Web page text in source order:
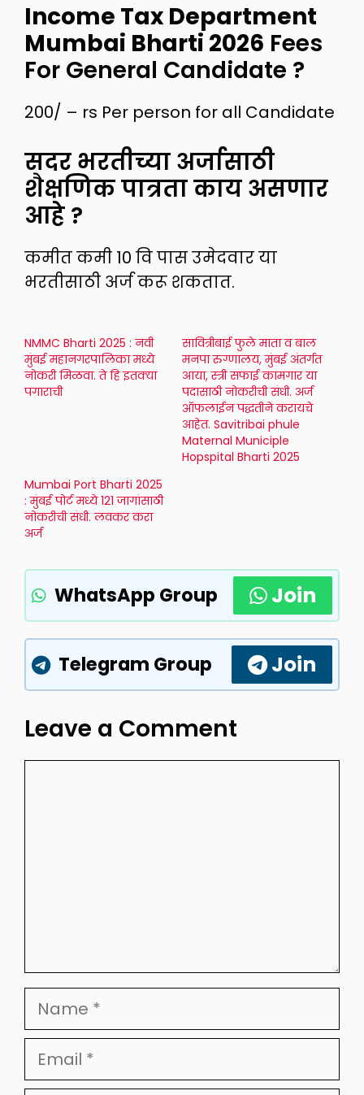
Income Tax Department
Mumbai Bharti 2026 Fees
For General Candidate ?
200/ – rs Per person for all Candidate
सदर भरतीच्या अर्जासाठी
शैक्षणिक पात्रता काय असणार
आहे ?
कमीत कमी 10 वि पास उमेदवार या
भरतीसाठी अर्ज करू शकतात.
NMMC Bharti 2025 : नवी
मुंबई महानगरपालिका मध्ये
नोकरी मिळवा. ते हि इतक्या
पगाराची
सावित्रीबाई फुले माता व बाल
मनपा रुग्णालय, मुंबई अंतर्गत
आया, स्त्री सफाई कामगार या
पदासाठी नोकरीची संधी. अर्ज
ऑफलाईन पद्धतीने करायचे
आहेत. Savitribai phule
Maternal Municiple
Hopspital Bharti 2025
Mumbai Port Bharti 2025
: मुंबई पोर्ट मध्ये 121 जागांसाठी
नोकरीची संधी. लवकर करा
अर्ज
WhatsApp Group Join
Telegram Group Join
Leave a Comment
Name
Email